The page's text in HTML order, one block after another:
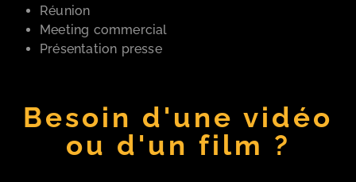
Réunion
Meeting commercial
Présentation presse
Besoin d'une vidéo
ou d'un film ?